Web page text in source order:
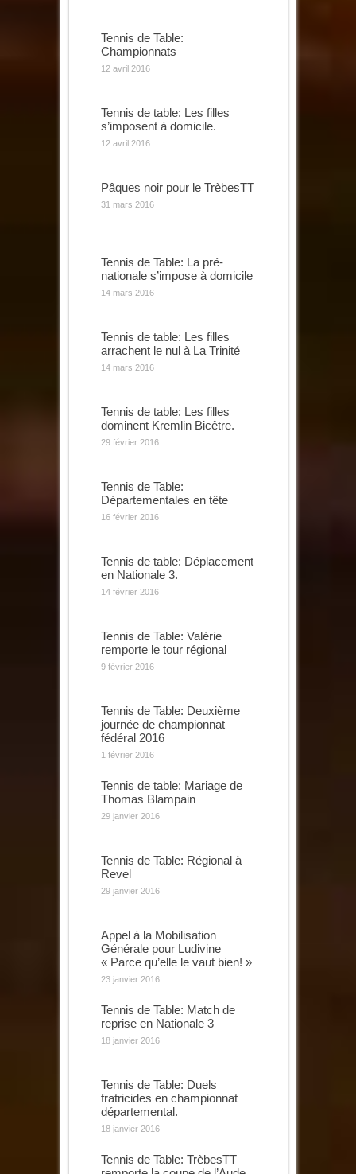
Tennis de Table:
Championnats
12 avril 2016
Tennis de table: Les filles
s’imposent à domicile.
12 avril 2016
Pâques noir pour le TrèbesTT
31 mars 2016
Tennis de Table: La pré-
nationale s’impose à domicile
14 mars 2016
Tennis de table: Les filles
arrachent le nul à La Trinité
14 mars 2016
Tennis de table: Les filles
dominent Kremlin Bicêtre.
29 février 2016
Tennis de Table:
Départementales en tête
16 février 2016
Tennis de table: Déplacement
en Nationale 3.
14 février 2016
Tennis de Table: Valérie
remporte le tour régional
9 février 2016
Tennis de Table: Deuxième
journée de championnat
fédéral 2016
1 février 2016
Tennis de table: Mariage de
Thomas Blampain
29 janvier 2016
Tennis de Table: Régional à
Revel
29 janvier 2016
Appel à la Mobilisation
Générale pour Ludivine
« Parce qu’elle le vaut bien! »
23 janvier 2016
Tennis de Table: Match de
reprise en Nationale 3
18 janvier 2016
Tennis de Table: Duels
fratricides en championnat
départemental.
18 janvier 2016
Tennis de Table: TrèbesTT